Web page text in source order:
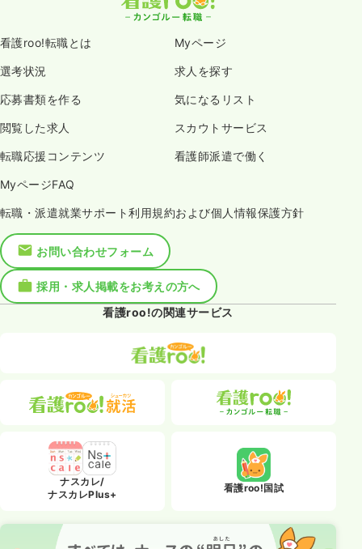
看護roo!転職とは Myページ
選考状況 求人を探す
応募書類を作る 気になるリスト
閲覧した求人 スカウトサービス
転職応援コンテンツ 看護師派遣で働く
MyページFAQ
転職・派遣就業サポート利用規約および個人情報保護方針
お問い合わせフォーム
採用・求人掲載をお考えの方へ
看護roo!の関連サービス
ナスカレ/
ナスカレPlus+
看護roo!国試